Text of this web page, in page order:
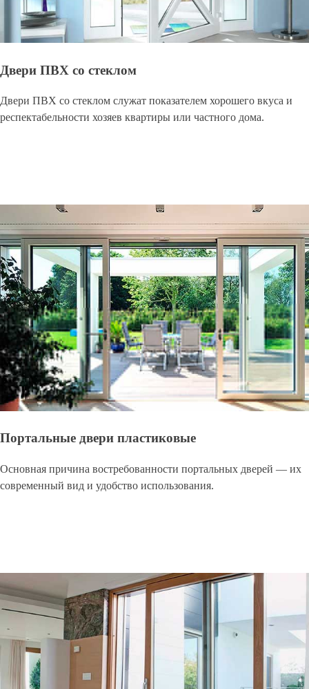
Двери ПВХ со стеклом
Двери ПВХ со стеклом служат показателем хорошего вкуса и
респектабельности хозяев квартиры или частного дома.
Портальные двери пластиковые
Основная причина востребованности портальных дверей — их
современный вид и удобство использования.